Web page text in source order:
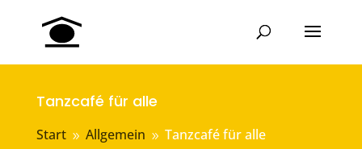
Tanzcafé für alle
Start 9 Allgemein 9 Tanzcafé für alle